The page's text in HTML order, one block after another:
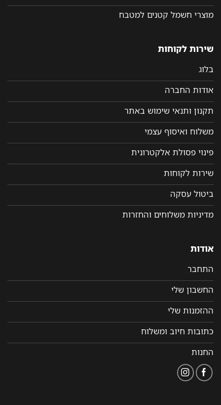
מוצרי חשמל קטנים למטבח
שירות לקוחות
בלוג
אודות החברה
תקנון ותנאי שימוש באתר
משלוח ואיסוף עצמי
פינוי פסולת אלקטרונית
שירות לקוחות
ביטול עסקה
מדיניות משלוחים והחזרות
אודות
התחבר
החשבון שלי
ההזמנות שלי
כתובות חיוב ומשלוח
החנות